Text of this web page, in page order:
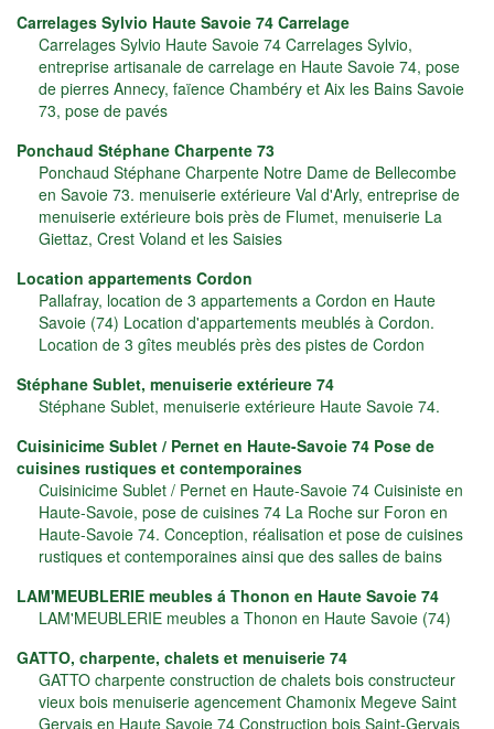
Carrelages Sylvio Haute Savoie 74 Carrelage
Carrelages Sylvio Haute Savoie 74 Carrelages Sylvio,
entreprise artisanale de carrelage en Haute Savoie 74, pose
de pierres Annecy, faïence Chambéry et Aix les Bains Savoie
73, pose de pavés
Ponchaud Stéphane Charpente 73
Ponchaud Stéphane Charpente Notre Dame de Bellecombe
en Savoie 73. menuiserie extérieure Val d'Arly, entreprise de
menuiserie extérieure bois près de Flumet, menuiserie La
Giettaz, Crest Voland et les Saisies
Location appartements Cordon
Pallafray, location de 3 appartements a Cordon en Haute
Savoie (74) Location d'appartements meublés à Cordon.
Location de 3 gîtes meublés près des pistes de Cordon
Stéphane Sublet, menuiserie extérieure 74
Stéphane Sublet, menuiserie extérieure Haute Savoie 74.
Cuisinicime Sublet / Pernet en Haute-Savoie 74 Pose de
cuisines rustiques et contemporaines
Cuisinicime Sublet / Pernet en Haute-Savoie 74 Cuisiniste en
Haute-Savoie, pose de cuisines 74 La Roche sur Foron en
Haute-Savoie 74. Conception, réalisation et pose de cuisines
rustiques et contemporaines ainsi que des salles de bains
LAM'MEUBLERIE meubles á Thonon en Haute Savoie 74
LAM'MEUBLERIE meubles a Thonon en Haute Savoie (74)
GATTO, charpente, chalets et menuiserie 74
GATTO charpente construction de chalets bois constructeur
vieux bois menuiserie agencement Chamonix Megeve Saint
Gervais en Haute Savoie 74 Construction bois Saint-Gervais